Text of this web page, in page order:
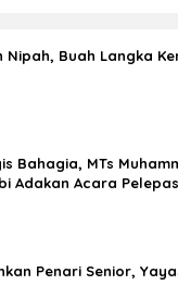
Nipah, Buah Langka
Bahagia, MTs
Adakan Acara
Penari Senior,